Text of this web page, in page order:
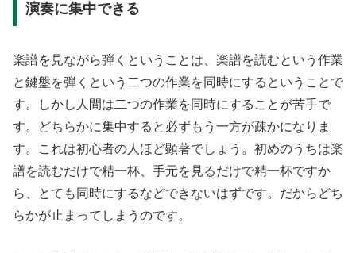
演奏に集中できる
楽譜を見ながら弾くということは、楽譜を読むという作業
と鍵盤を弾くという二つの作業を同時にするということで
す。しかし人間は二つの作業を同時にすることが苦手で
す。どちらかに集中すると必ずもう一方が疎かになりま
す。これは初心者の人ほど顕著でしょう。初めのうちは楽
譜を読むだけで精一杯、手元を見るだけで精一杯ですか
ら、とても同時にするなどできないはずです。だからどち
らかが止まってしまうのです。